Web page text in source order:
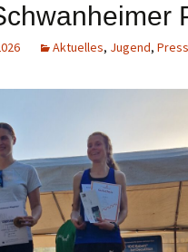
/ Berichte
Laufen
Unser Team
Permanente
Berichte Lauftreff
Aktuelles, Jugend,